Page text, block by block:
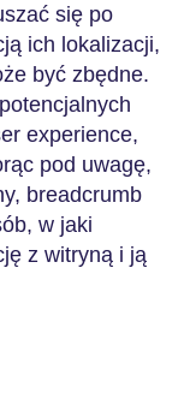
się po
ich lokalizacji,
być zbędne.
experience,
pod uwagę,
breadcrumb
w jaki
z witryną i ją